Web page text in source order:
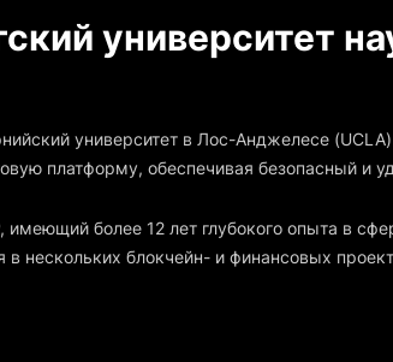
университет
университет в Лос-Анджелесе
платформу, обеспечивая безопасный и
более 12 лет глубокого опыта в
нескольких блокчейн- и финансовых